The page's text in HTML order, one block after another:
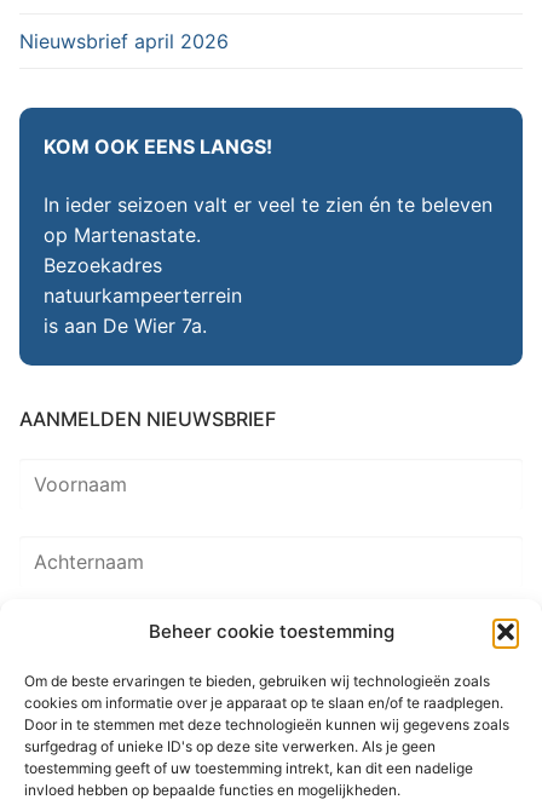
Beheer cookie toestemming
Om de beste ervaringen te bieden, gebruiken wij technologieën zoals
cookies om informatie over je apparaat op te slaan en/of te raadplegen.
Door in te stemmen met deze technologieën kunnen wij gegevens zoals
surfgedrag of unieke ID's op deze site verwerken. Als je geen
toestemming geeft of uw toestemming intrekt, kan dit een nadelige
invloed hebben op bepaalde functies en mogelijkheden.
Nieuwsbrief april 2026
KOM OOK EENS LANGS!
In ieder seizoen valt er veel te zien én te beleven
op Martenastate.
Bezoekadres
natuurkampeerterrein
is aan De Wier 7a.
AANMELDEN NIEUWSBRIEF